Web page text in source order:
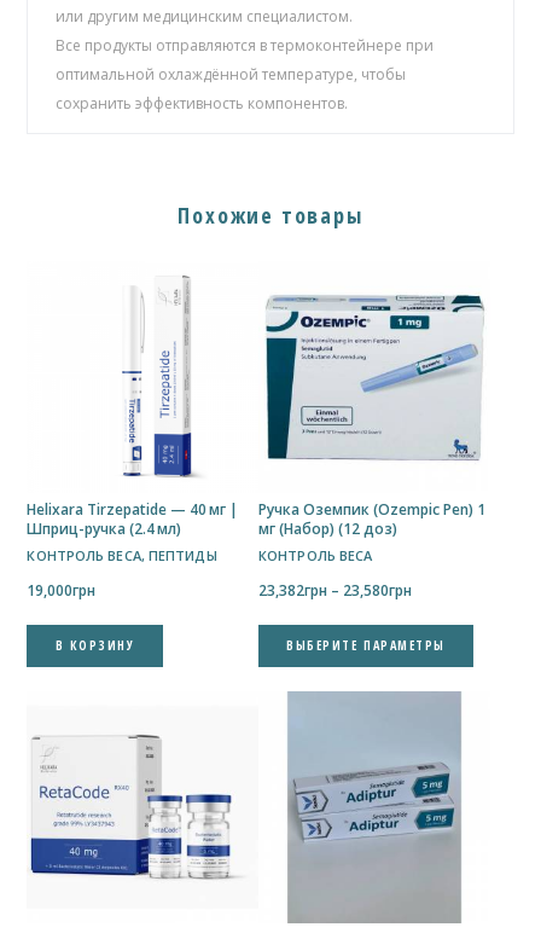
или другим медицинским специалистом.
Все продукты отправляются в термоконтейнере при
оптимальной охлаждённой температуре, чтобы
сохранить эффективность компонентов.
Похожие товары
Helixara Tirzepatide — 40 мг |
Шприц-ручка (2.4 мл)
КОНТРОЛЬ ВЕСА, ПЕПТИДЫ
19,000грн
В КОРЗИНУ
Ручка Оземпик (Ozempic Pen) 1
мг (Набор) (12 доз)
КОНТРОЛЬ ВЕСА
23,382грн – 23,580грн
23,382грн
–
23,580грн
ВЫБЕРИТЕ ПАРАМЕТРЫ